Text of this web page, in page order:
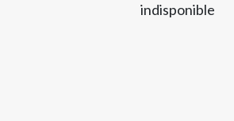
indisponible